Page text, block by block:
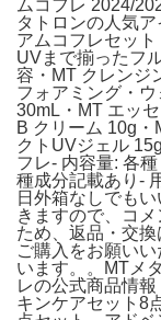
ムコフレ 2024/
タトロンの人気
アムコフレセッ
UVまで揃ったフ
容・MT クレンジ
フォアミング・
30mL・MT エッ
B クリーム 10g
クトUVジェル
フレ- 内容量: 各
種成分記載あり-
日外箱なしでも
きますので、コ
ため、返品・交
ご購入をお願い
います。。MTメ
レの公式商品情
キンケアセット8